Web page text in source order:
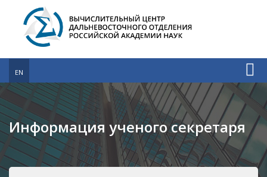
EN
Информация ученого секретаря